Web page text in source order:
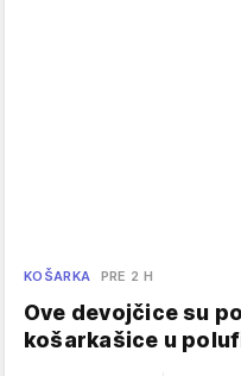
KOŠARKA PRE 2 H
Ove devojčice su
košarkašice u